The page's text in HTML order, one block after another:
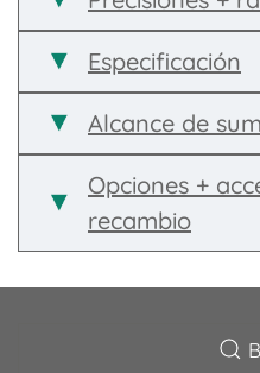
Especificación
Alcance de
Opciones +
recambio